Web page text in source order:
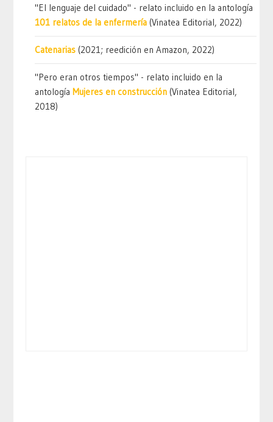
"El lenguaje del cuidado" - relato incluido en la antología
101 relatos de la enfermería (Vinatea Editorial, 2022)
Catenarias (2021; reedición en Amazon, 2022)
"Pero eran otros tiempos" - relato incluido en la
antologíaMujeres en construcción (Vinatea Editorial,
2018)